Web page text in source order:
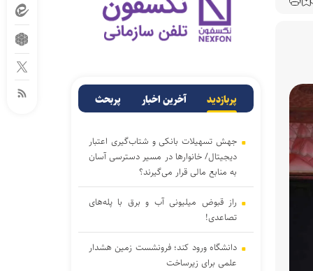
پربازدید آخرین اخبار پربحث
جهش تسهیلات بانکی و شتاب‌گیری اعتبار
دیجیتال/ خانوار‌ها در مسیر دسترسی آسان‌
به منابع مالی قرار می‌گیرند؟
راز قبوض میلیونی آب و برق با پله‌های
تصاعدی!
دانشگاه ورود کند؛ فرونشست زمین هشدار
علمی برای زیرساخت